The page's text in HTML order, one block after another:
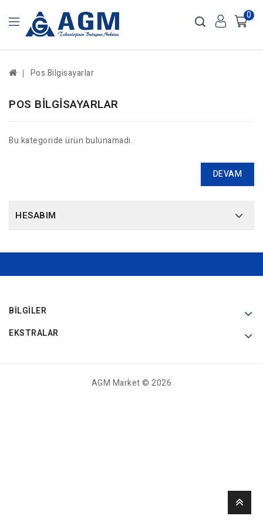
0
Pos Bilgisayarlar
POS BILGISAYARLAR
Bu kategoride ürün bulunamadı.
DEVAM
HESABIM
BILGILER
EKSTRALAR
AGM Market © 2026